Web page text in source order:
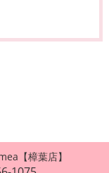
【樟葉店】